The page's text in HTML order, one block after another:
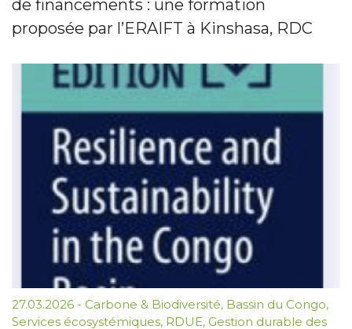
de financements : une formation
proposée par l’ERAIFT à Kinshasa, RDC
27.03.2026 - Carbone & Biodiversité, Bassin du Congo,
Services écosystémiques, RDUE, Gestion durable des